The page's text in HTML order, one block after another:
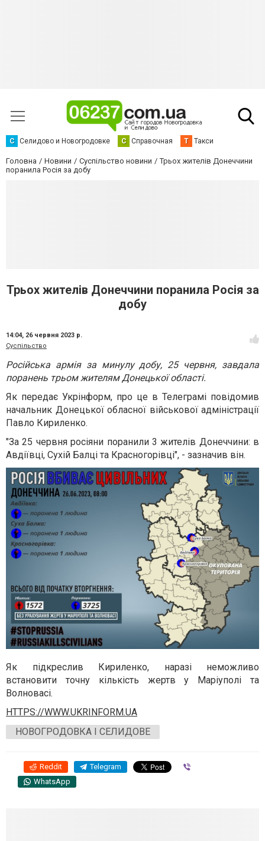
С Селидово и Новогродовке С Справочная Т Такси
Головна Новини Суспільство новини
Трьох жителів Донеччини
поранила Росія за добу
Трьох жителів Донеччини поранила Росія за
добу
14:04, 26 червня 2023 р.
Суспільство
Російська армія за минулу добу, 25 червня, завдала
поранень трьом жителям Донецької області.
Як передає Укрінформ, про це в Телеграмі повідомив
начальник Донецької обласної військової адміністрації
Павло Кириленко.
"За 25 червня росіяни поранили 3 жителів Донеччини: в
Авдіївці, Сухій Балці та Красногорівці", - зазначив він.
Як підкреслив Кириленко, наразі неможливо
встановити точну кількість жертв у Маріуполі та
Волновасі.
HTTPS://WWW.UKRINFORM.UA
НОВОГРОДОВКА І СЕЛИДОВЕ
Reddit Telegram
WhatsApp